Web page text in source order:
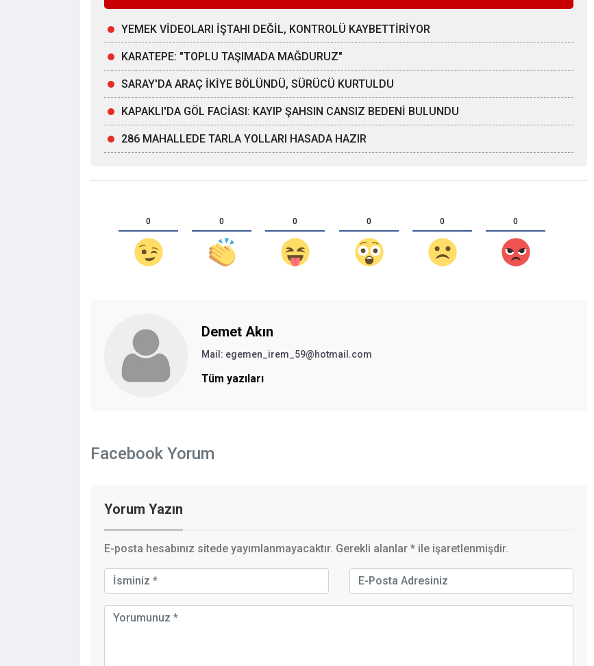
YEMEK VİDEOLARI İŞTAHI DEĞİL, KONTROLÜ KAYBETTİRİYOR
KARATEPE: "TOPLU TAŞIMADA MAĞDURUZ"
SARAY'DA ARAÇ İKİYE BÖLÜNDÜ, SÜRÜCÜ KURTULDU
KAPAKLI'DA GÖL FACİASI: KAYIP ŞAHSIN CANSIZ BEDENİ BULUNDU
286 MAHALLEDE TARLA YOLLARI HASADA HAZIR
0 0 0 0 0 0
Demet Akın
Mail: egemen_irem_59@hotmail.com
Tüm yazıları
Facebook Yorum
Yorum Yazın
E-posta hesabınız sitede yayımlanmayacaktır. Gerekli alanlar * ile işaretlenmişdir.